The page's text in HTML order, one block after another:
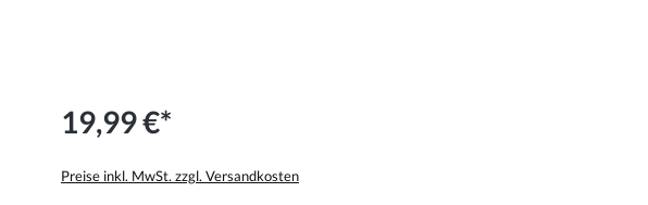
19,99 €*
Preise inkl. MwSt. zzgl. Versandkosten